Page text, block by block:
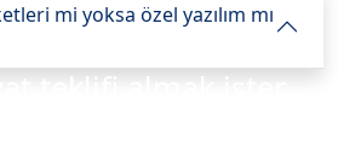
mi yoksa özel yazılım mı
teklifi almak ister